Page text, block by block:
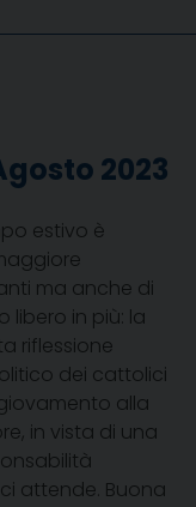
2023
estivo è
ma anche di
libero in più: la
riflessione
dei cattolici
alla
in vista di una
attende. Buona